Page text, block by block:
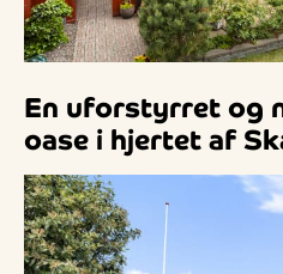
En uforstyrret og
oase i hjertet af